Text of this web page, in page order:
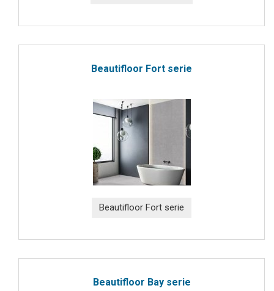
Beautifloor Fort serie
Beautifloor Fort serie
Beautifloor Bay serie